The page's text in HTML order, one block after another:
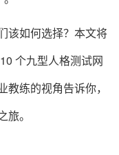
该如何选择？本文将
个九型人格测试网
练的视角告诉你，
。